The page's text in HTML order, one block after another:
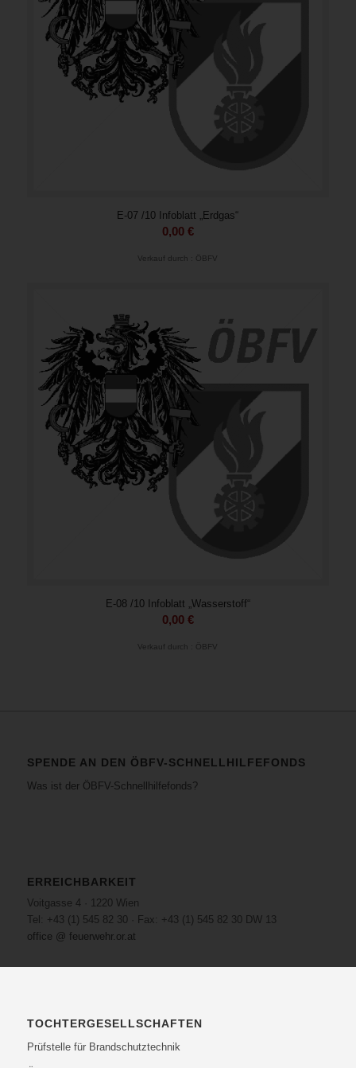
E-07 /10 Infoblatt „Erdgas“
0,00 €
Verkauf durch : ÖBFV
E-08 /10 Infoblatt „Wasserstoff“
0,00 €
Verkauf durch : ÖBFV
SPENDE AN DEN ÖBFV-SCHNELLHILFEFONDS
Was ist der ÖBFV-Schnellhilfefonds?
ERREICHBARKEIT
Voitgasse 4 · 1220 Wien
Tel: +43 (1) 545 82 30 · Fax: +43 (1) 545 82 30 DW 13
office @ feuerwehr.or.at
TOCHTERGESELLSCHAFTEN
Prüfstelle für Brandschutztechnik